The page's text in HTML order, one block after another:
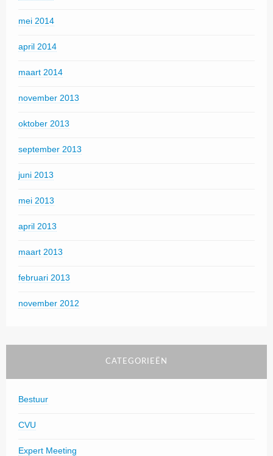
mei 2014
april 2014
maart 2014
november 2013
oktober 2013
september 2013
juni 2013
mei 2013
april 2013
maart 2013
februari 2013
november 2012
CATEGORIEËN
Bestuur
CVU
Expert Meeting